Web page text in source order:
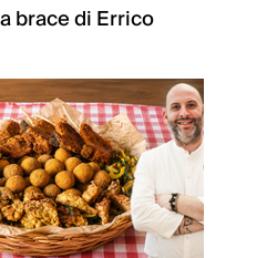
brace di Errico